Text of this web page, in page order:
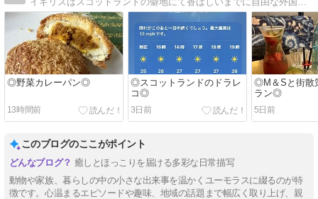
◎野菜カレーパン◎
13時間前
◎スコットランドのドラレ
コ◎
3日前
◎M＆Sと街散
ラン◎
5日前
このブログのここがポイント
癒しとほっこりを届ける多彩な日常描写
動物や家族、暮らしの中の小さな出来事を温かくユーモラスに綴るのが特
徴です。心温まるエピソードや趣味、地域の話題まで幅広く取り上げ、親